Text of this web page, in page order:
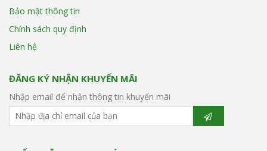
Bảo mật thông tin
Chính sách quy định
Liên hệ
ĐĂNG KÝ NHẬN KHUYẾN MÃI
Nhập email để nhận thông tin khuyến mãi